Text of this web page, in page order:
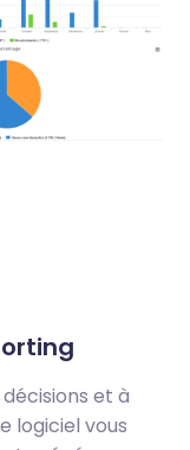
et à
logiciel vous